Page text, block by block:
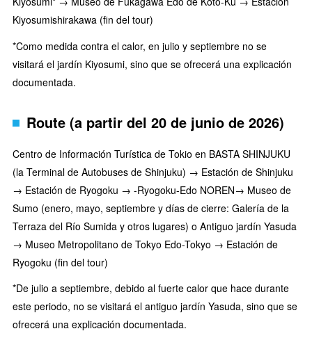
Kiyosumishirakawa (fin del tour)
*Como medida contra el calor, en julio y septiembre no se
visitará el jardín Kiyosumi, sino que se ofrecerá una explicación
documentada.
Route (a partir del 20 de junio de 2026)
Centro de Información Turística de Tokio en BASTA SHINJUKU
(la Terminal de Autobuses de Shinjuku) → Estación de Shinjuku
→ Estación de Ryogoku → -Ryogoku-Edo NOREN→ Museo de
Sumo (enero, mayo, septiembre y días de cierre: Galería de la
Terraza del Río Sumida y otros lugares) o Antiguo jardín Yasuda
→ Museo Metropolitano de Tokyo Edo-Tokyo → Estación de
Ryogoku (fin del tour)
*De julio a septiembre, debido al fuerte calor que hace durante
este periodo, no se visitará el antiguo jardín Yasuda, sino que se
ofrecerá una explicación documentada.